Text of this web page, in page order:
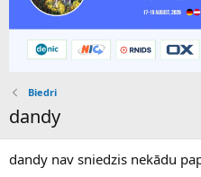
Biedri
dandy
dandy nav sniedzis nekādu